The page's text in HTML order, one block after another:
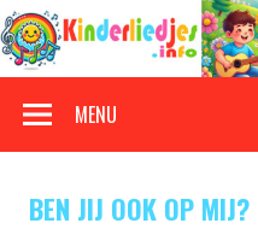
Doorgaan
naar
inhoud
MENU
BEN JIJ OOK OP